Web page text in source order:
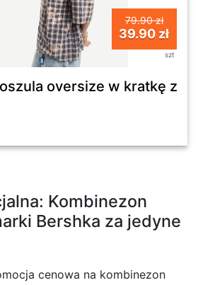
79.90 zł
39.90 zł
szt
oversize w kratkę z
Kombinezon
Bershka za jedyne
cenowa na kombinezon